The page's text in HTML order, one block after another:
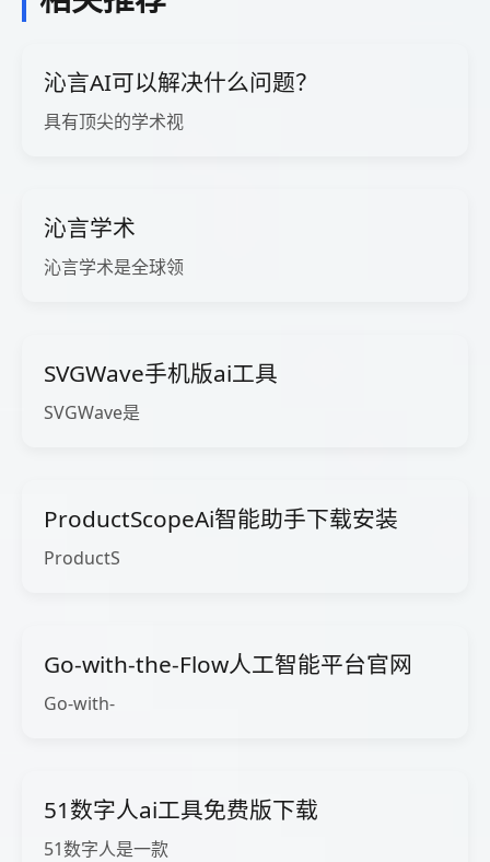
沁言AI可以解决什么问题？
具有顶尖的学术视
沁言学术
沁言学术是全球领
SVGWave手机版ai工具
SVGWave是
ProductScopeAi智能助手下载安装
ProductS
Go-with-the-Flow人工智能平台官网
Go-with-
51数字人ai工具免费版下载
51数字人是一款